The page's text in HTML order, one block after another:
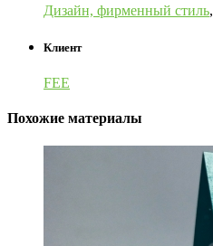
Дизайн, фирменный стиль,
Клиент
FEE
Похожие материалы